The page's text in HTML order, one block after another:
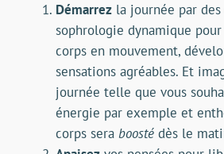
Démarrez la journée par
sophrologie dynamique
corps en mouvement,
sensations agréables. Et
journée telle que vous
énergie par exemple et
corps sera boosté dès le